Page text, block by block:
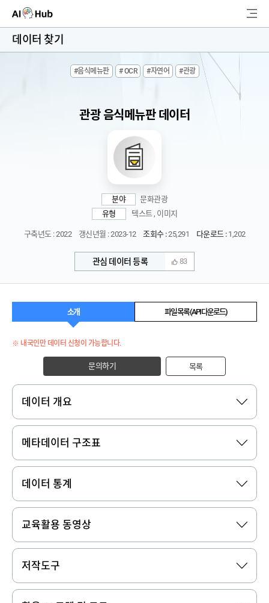
AI-Hub
AI 개발지원
색
데이터 찾기
#음식메뉴판 # OCR #자연어 #관광
관광 음식메뉴판 데이터
분야
문화관광
유형
텍스트 , 이미지
구축년도 : 2022 갱신년월 : 2023-12 조회수 :25,291 다운로드 :1,202
관심 데이터 등록 83
소개 파일 목록 (API 다운로드)
※ 내국인만 데이터 신청이 가능합니다.
문의하기 목록
데이터 개요
메타데이터 구조표
데이터 통계
교육활용 동영상
저작도구